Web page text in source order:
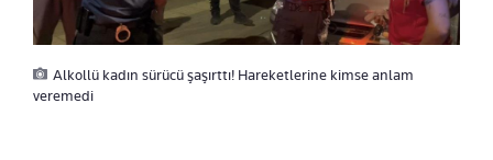
Alkollü kadın sürücü şaşırttı! Hareketlerine kimse anlam
veremedi